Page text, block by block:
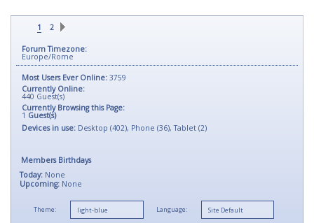
1 2
Forum Timezone:
Europe/Rome
Most Users Ever Online: 3759
Currently Online:
440 Guest(s)
Currently Browsing this Page:
1 Guest(s)
Devices in use: Desktop (402), Phone (36), Tablet (2)
Members Birthdays
Today: None
Upcoming: None
Theme: Language: